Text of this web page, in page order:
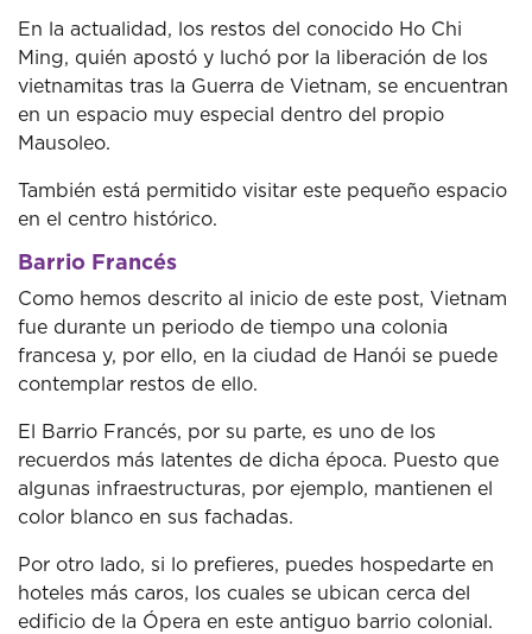
En la actualidad, los restos del conocido Ho Chi
Ming, quién apostó y luchó por la liberación de los
vietnamitas tras la Guerra de Vietnam, se encuentran
en un espacio muy especial dentro del propio
Mausoleo.
También está permitido visitar este pequeño espacio
en el centro histórico.
Barrio Francés
Como hemos descrito al inicio de este post, Vietnam
fue durante un periodo de tiempo una colonia
francesa y, por ello, en la ciudad de Hanói se puede
contemplar restos de ello.
El Barrio Francés, por su parte, es uno de los
recuerdos más latentes de dicha época. Puesto que
algunas infraestructuras, por ejemplo, mantienen el
color blanco en sus fachadas.
Por otro lado, si lo prefieres, puedes hospedarte en
hoteles más caros, los cuales se ubican cerca del
edificio de la Ópera en este antiguo barrio colonial.